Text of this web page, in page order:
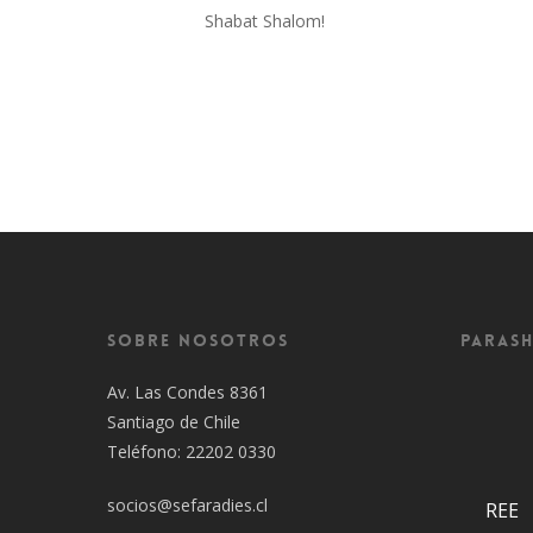
Shabat Shalom!
Sobre Nosotros
Av. Las Condes 8361
Santiago de Chile
Teléfono: 22202 0330
socios@sefaradies.cl REE